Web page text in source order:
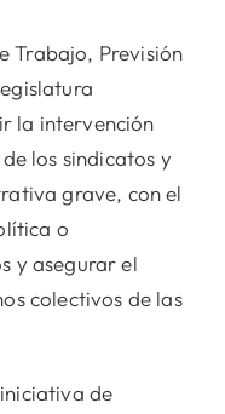
Trabajo, Previsión
la intervención
los sindicatos y
grave, con el
o
y asegurar el
colectivos de las
de